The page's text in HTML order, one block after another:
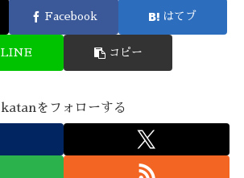
Facebook はてブ
LINE コピー
katanをフォローする